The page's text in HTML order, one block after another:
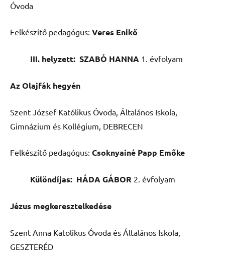
Óvoda
Felkészítő pedagógus: Veres Enikő
III. helyzett: SZABÓ HANNA 1. évfolyam
Az Olajfák hegyén
Szent József Katólikus Óvoda, Általános Iskola,
Gimnázium és Kollégium, DEBRECEN
Felkészítő pedagógus: Csoknyainé Papp Emőke
Különdíjas: HÁDA GÁBOR 2. évfolyam
Jézus megkeresztelkedése
Szent Anna Katolikus Óvoda és Általános Iskola,
GESZTERÉD